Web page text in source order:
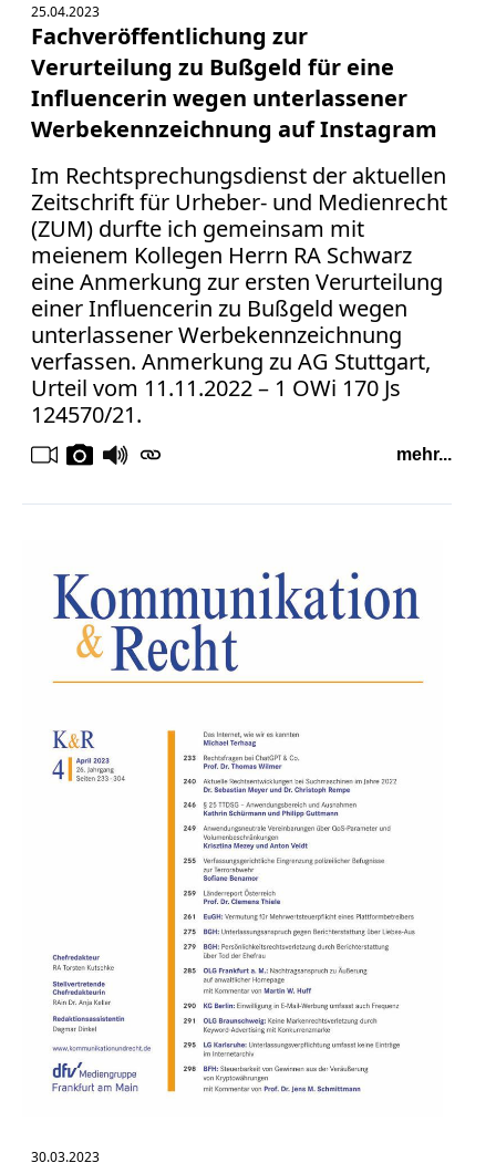
25.04.2023
Fachveröffentlichung zur
Verurteilung zu Bußgeld für eine
Influencerin wegen unterlassener
Werbekennzeichnung auf Instagram
Im Rechtsprechungsdienst der aktuellen
Zeitschrift für Urheber- und Medienrecht
(ZUM) durfte ich gemeinsam mit
meienem Kollegen Herrn RA Schwarz
eine Anmerkung zur ersten Verurteilung
einer Influencerin zu Bußgeld wegen
unterlassener Werbekennzeichnung
verfassen. Anmerkung zu AG Stuttgart,
Urteil vom 11.11.2022 – 1 OWi 170 Js
124570/21.
mehr...
30.03.2023